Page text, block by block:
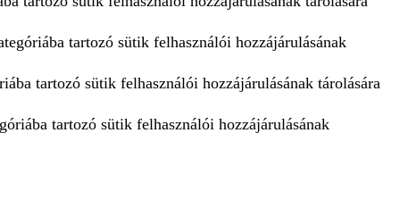
tartozó sütik felhasználói hozzájárulásának
tartozó sütik felhasználói hozzájárulásának tárolására
tartozó sütik felhasználói hozzájárulásának